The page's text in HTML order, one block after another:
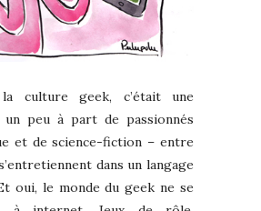
culture geek, c’était une
un peu à part de passionnés
et de science-fiction – entre
dans un langage
oui, le monde du geek ne se